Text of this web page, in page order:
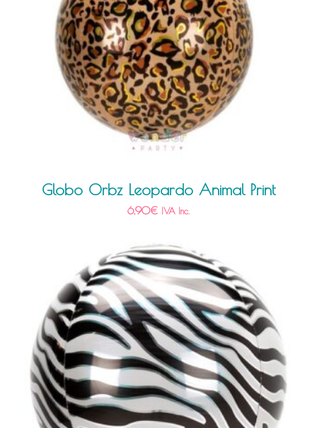
Globo Orbz Leopardo Animal Print
6,90€ IVA Inc.